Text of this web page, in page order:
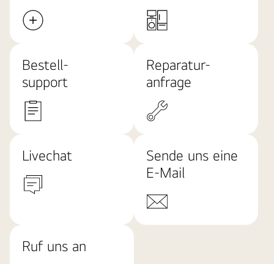
Bestell-
support
Reparatur-
anfrage
Livechat
Sende uns eine
E-Mail
Ruf uns an